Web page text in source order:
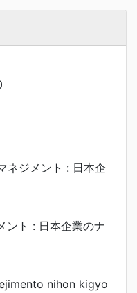
ネジメント : 日本企
ント : 日本企業のナ
nihon kigyo